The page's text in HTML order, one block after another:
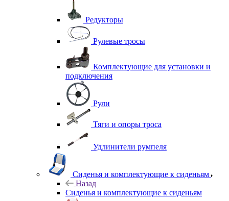
Редукторы
Рулевые тросы
Комплектующие для установки и
подключения
Рули
Тяги и опоры троса
Удлинители румпеля
Сиденья и комплектующие к сиденьям
Назад
Сиденья и комплектующие к сиденьям